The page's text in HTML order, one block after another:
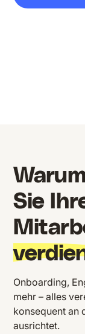
Sie
Onboarding,
mehr – alles
konsequent an
ausrichtet.